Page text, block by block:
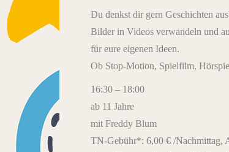
Du denkst dir gern Geschichten
Bilder in Videos verwandeln und
für eure eigenen Ideen.
Ob Stop-Motion, Spielfilm,
16:30 – 18:00
ab 11 Jahre
mit Freddy Blum
TN-Gebühr*: 6,00 € /Nachmittag,